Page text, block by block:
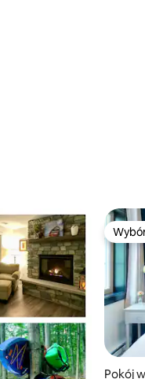
Wybór gości
Pokój